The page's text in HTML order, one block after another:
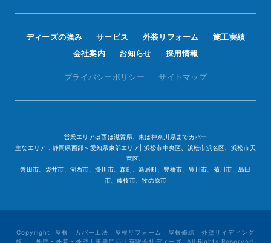
ディーズの強み サービス 外装リフォーム
施工実績
会社案内
お知らせ 採用情報
プライバシーポリシー サイトマップ
営業エリアは西は滋賀県、東は神奈川県までカバー
主なエリア：静岡県西部～愛知県東部エリア| 浜松市中央区、浜松市浜名区、浜松市天
竜区、
磐田市、袋井市、湖西市、掛川市、森町、新居町、豊橋市、豊川市、菊川市、島田
市、藤枝市、牧の原市
Copyright. 屋根 カバー工法 屋根リフォーム 屋根修繕 外壁サイディング
施工、外壁・外装・外壁工事専門店｜有限会社ディーズ. All Rights Reserved.